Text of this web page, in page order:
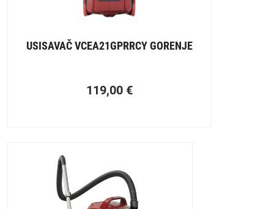
USISAVAČ VCEA21GPRRCY GORENJE
119,00 €